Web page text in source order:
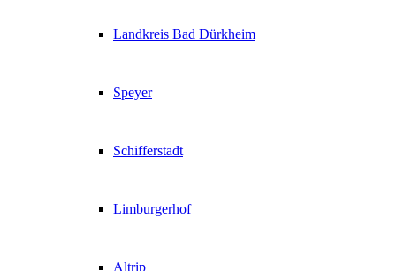
Landkreis Bad Dürkheim
Speyer
Schifferstadt
Limburgerhof
Altrip